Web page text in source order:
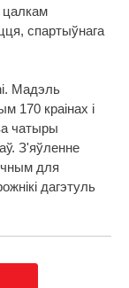
цалкам
спартыўнага
Мадэль
170 краінах і
чатыры
З'яўленне
для
дагэтуль